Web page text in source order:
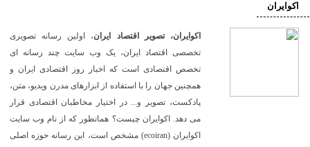
اکوایران
اکوایران، تصویر اقتصاد ایران، اولین رسانه تصویری
تخصصی اقتصاد ایران، یک وب سایت چند رسانه ای
تخصص اقتصادی است که اخبار روز اقتصادی ایران و
همچنین جهان را با استفاده از ابزارهای مدرن ویدیو، متن،
پادکست، تصویر و... در اختیار مخاطبان اقتصادی قرار
می دهد. اکوایران چیست؟ همانطور که از نام وب سایت
اکوایران (ecoiran) مشخص است، این رسانه حوزه اصلی